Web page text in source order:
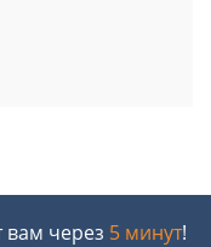
вам через 5 минут!